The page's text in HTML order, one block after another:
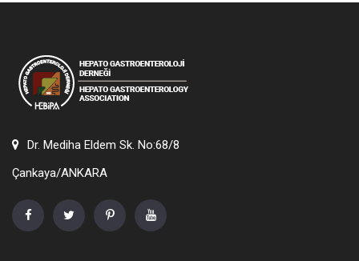
Dr. Mediha Eldem Sk. No:68/8
Çankaya/ANKARA